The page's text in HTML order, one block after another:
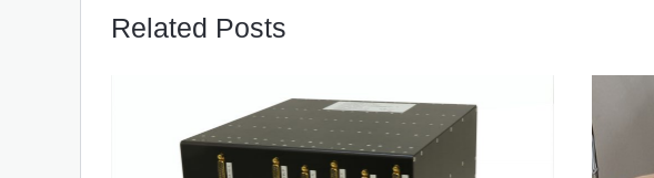
Related Posts